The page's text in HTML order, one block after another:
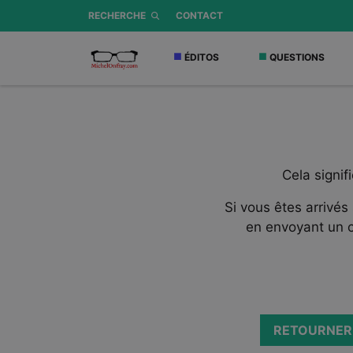
RECHERCHE CONTACT
ÉDITOS QUESTIONS
Cela
Si vous êtes
en envoyant un